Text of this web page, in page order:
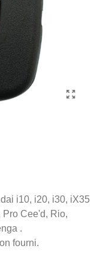
i10, i20, i30, iX35
Pro Cee'd, Rio,
.
fourni.